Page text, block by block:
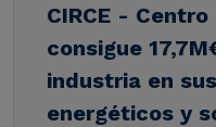
CIRCE -
consigue
industria en
energéticos y